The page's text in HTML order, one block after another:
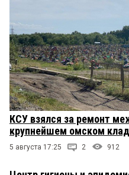
КСУ взялся за ремонт
крупнейшем омском
5 августа 17:25 2 912